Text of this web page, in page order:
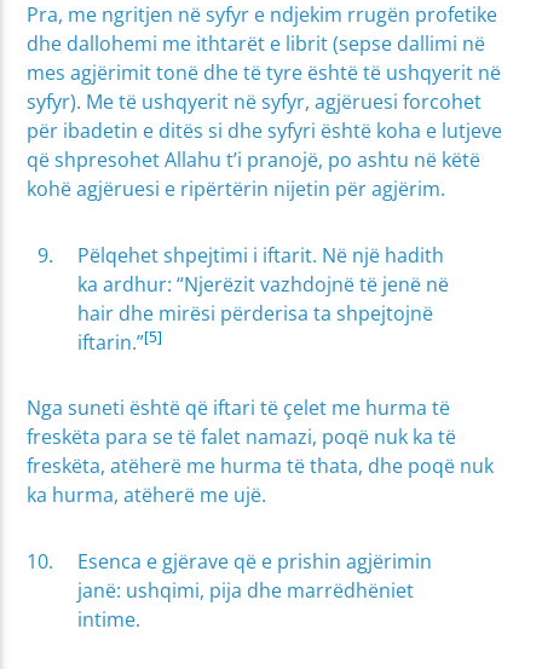
Pra, me ngritjen në syfyr e ndjekim rrugën profetike
dhe dallohemi me ithtarët e librit (sepse dallimi në
mes agjërimit tonë dhe të tyre është të ushqyerit në
syfyr). Me të ushqyerit në syfyr, agjëruesi forcohet
për ibadetin e ditës si dhe syfyri është koha e lutjeve
që shpresohet Allahu t’i pranojë, po ashtu në këtë
kohë agjëruesi e ripërtërin nijetin për agjërim.
Pëlqehet shpejtimi i iftarit. Në një hadith
ka ardhur: “Njerëzit vazhdojnë të jenë në
hair dhe mirësi përderisa ta shpejtojnë
iftarin.”[5]
Nga suneti është që iftari të çelet me hurma të
freskëta para se të falet namazi, poqë nuk ka të
freskëta, atëherë me hurma të thata, dhe poqë nuk
ka hurma, atëherë me ujë.
Esenca e gjërave që e prishin agjërimin
janë: ushqimi, pija dhe marrëdhëniet
intime.